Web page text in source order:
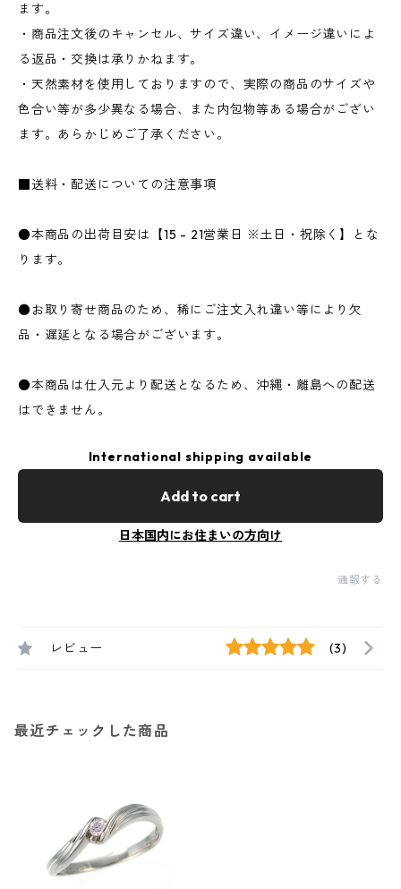
ます。
・商品注文後のキャンセル、サイズ違い、イメージ違いによ
る返品・交換は承りかねます。
・天然素材を使用しておりますので、実際の商品のサイズや
色合い等が多少異なる場合、また内包物等ある場合がござい
ます。あらかじめご了承ください。
■送料・配送についての注意事項
●本商品の出荷目安は【15 - 21営業日 ※土日・祝除く】とな
ります。
●お取り寄せ商品のため、稀にご注文入れ違い等により欠
品・遅延となる場合がございます。
●本商品は仕入元より配送となるため、沖縄・離島への配送
はできません。
International shipping available
Add to cart
日本国内にお住まいの方向け
通報する
レビュー (3)
最近チェックした商品